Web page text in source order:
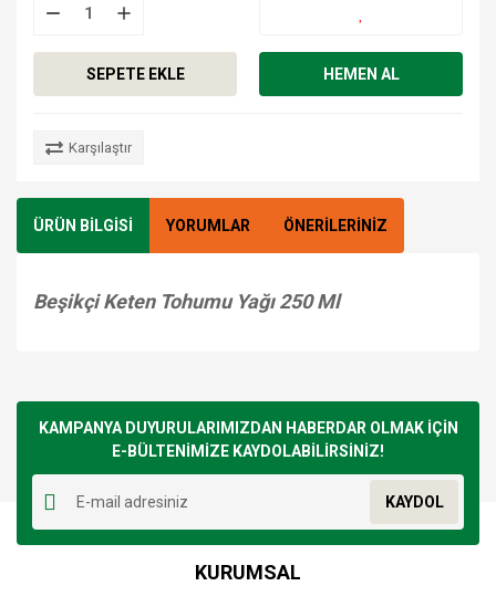
SEPETE EKLE HEMEN AL
Karşılaştır
ÜRÜN BİLGİSİ YORUMLAR ÖNERİLERİNİZ
Beşikçi Keten Tohumu Yağı 250 Ml
kullanarak tarafımıza iletebilirsiniz.
Görüş ve önerileriniz için teşekkür ederiz.
Ürün resmi kalitesiz, bozuk veya görüntülenemiyor.
Ürün açıklamasında eksik bilgiler bulunuyor.
Ürün bilgilerinde hatalar bulunuyor.
Ürün fiyatı diğer sitelerden daha pahalı.
KAMPANYA DUYURULARIMIZDAN HABERDAR OLMAK İÇİN
E-BÜLTENİMİZE KAYDOLABİLİRSİNİZ!
KAYDOL
KURUMSAL